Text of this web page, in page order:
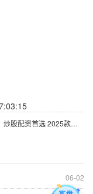
炒股配资首选 2025款腾势D9推送OTA升级 增云辇预瞄、无麦K歌功能
06-02